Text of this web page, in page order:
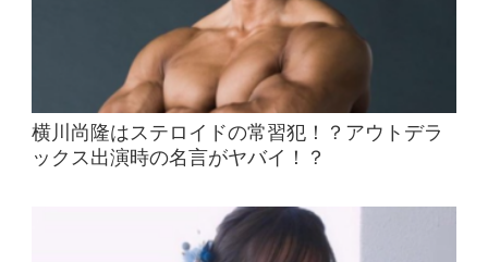
横川尚隆はステロイドの常習犯！？アウトデラ
ックス出演時の名言がヤバイ！？